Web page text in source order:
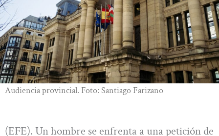
Audiencia provincial. Foto: Santiago Farizano
(EFE). Un hombre se enfrenta a una petición de